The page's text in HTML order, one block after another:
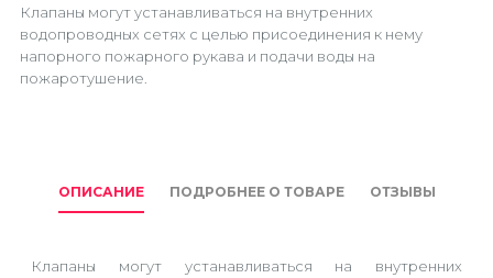
Клапаны могут устанавливаться на внутренних
водопроводных сетях с целью присоединения к нему
напорного пожарного рукава и подачи воды на
пожаротушение.
ОПИСАНИЕ ПОДРОБНЕЕ О ТОВАРЕ ОТЗЫВЫ
Клапаны могут устанавливаться на внутренних